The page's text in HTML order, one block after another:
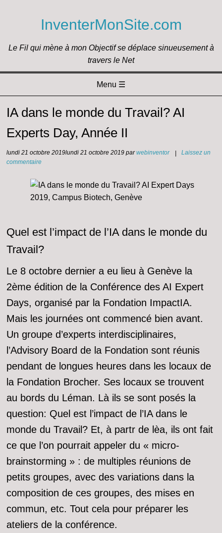
InventerMonSite.com
Le Fil qui mène à mon Objectif se déplace sinueusement à
travers le Net
Menu ☰
IA dans le monde du Travail? AI
Experts Day, Année II
lundi 21 octobre 2019lundi 21 octobre 2019 parwebinventor |
Laissez un
commentaire
Quel est l’impact de l’IA dans le monde du
Travail?
Le 8 octobre dernier a eu lieu à Genève la
2ème édition de la Conférence des AI Expert
Days, organisé par la Fondation ImpactIA.
Mais les journées ont commencé bien avant.
Un groupe d’experts interdisciplinaires,
l’Advisory Board de la Fondation sont réunis
pendant de longues heures dans les locaux de
la Fondation Brocher. Ses locaux se trouvent
au bords du Léman. Là ils se sont posés la
question: Quel est l’impact de l’IA dans le
monde du Travail? Et, à partr de lèa, ils ont fait
ce que l’on pourrait appeler du « micro-
brainstorming » : de multiples réunions de
petits groupes, avec des variations dans la
composition de ces groupes, des mises en
commun, etc. Tout cela pour préparer les
ateliers de la conférence.